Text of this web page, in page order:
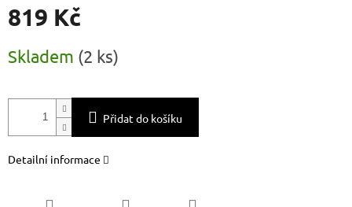
819 Kč
cena:
Skladem (2 ks)
Přidat do košíku
Detailní informace